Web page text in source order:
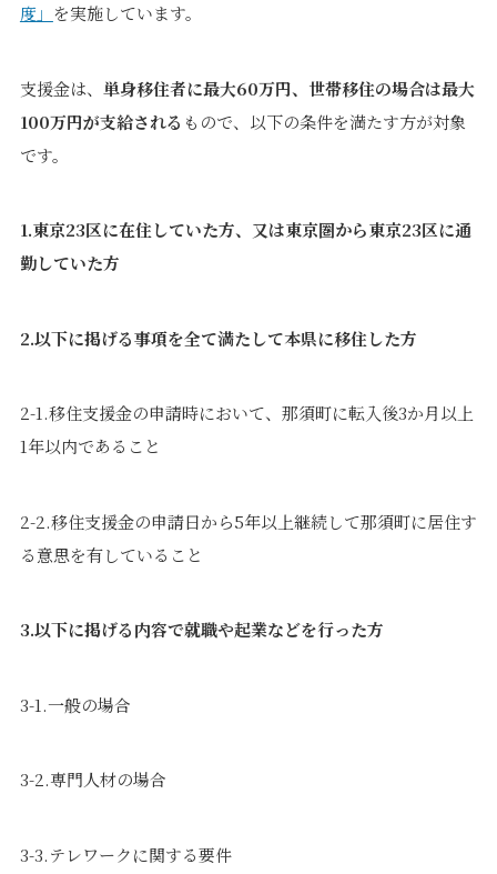
度」 を実施しています。
支援金は、 単身移住者に最大60万円、世帯移住の場合は最大
100万円が支給される もので、以下の条件を満たす方が対象
です。
1.東京23区に在住していた方、又は東京圏から東京23区に通
勤していた方
2.以下に掲げる事項を全て満たして本県に移住した方
2-1.移住支援金の申請時において、那須町に転入後3か月以上
1年以内であること
2-2.移住支援金の申請日から5年以上継続して那須町に居住す
る意思を有していること
3.以下に掲げる内容で就職や起業などを行った方
3-1.一般の場合
3-2.専門人材の場合
3-3.テレワークに関する要件